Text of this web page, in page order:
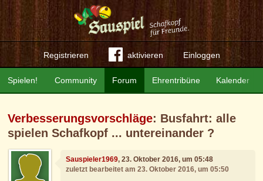
Registrieren aktivieren Einloggen
Community Forum Ehrentribüne Kalender
Spielen!
Verbesserungsvorschläge: Busfahrt: alle
spielen Schafkopf ... untereinander ?
Sauspieler1969, 23. Oktober 2016, um 05:48
zuletzt bearbeitet am 23. Oktober 2016, um 05:50